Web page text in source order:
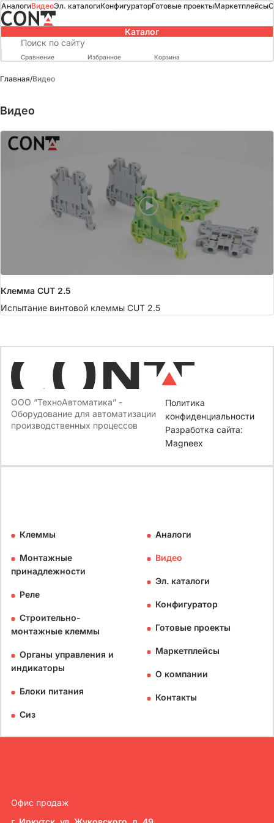
АналогиВидеоЭл. каталогиКонфигураторГотовые проектыМаркетплейсы
Каталог
Сравнение Избранное Корзина
Главная/Видео
Видео
Клемма CUT 2.5
Испытание винтовой клеммы CUT 2.5
ООО “ТехноАвтоматика” -
Оборудование для автоматизации
производственных процессов
Политика
конфиденциальности
Разработка сайта:
Magneex
Клеммы
Монтажные
принадлежности
Реле
Строительно-
монтажные клеммы
Органы управления и
индикаторы
Блоки питания
Сиз
Аналоги
Видео
Эл. каталоги
Конфигуратор
Готовые проекты
Маркетплейсы
О компании
Контакты
Офис продаж